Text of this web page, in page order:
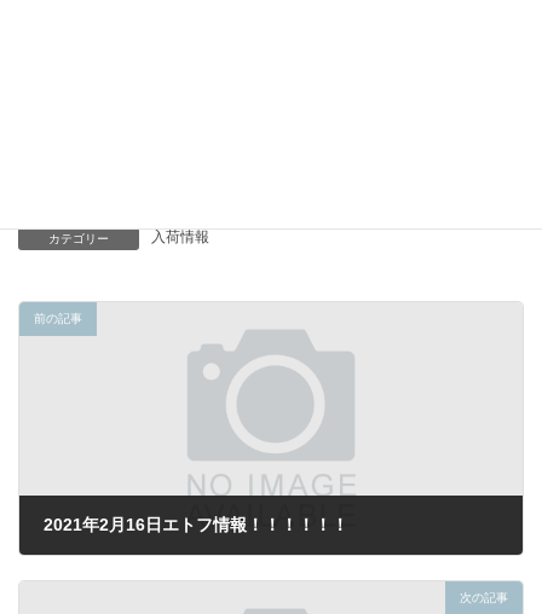
カテゴリー 入荷情報
前の記事
2021年2月16日エトフ情報！！！！！！
次の記事